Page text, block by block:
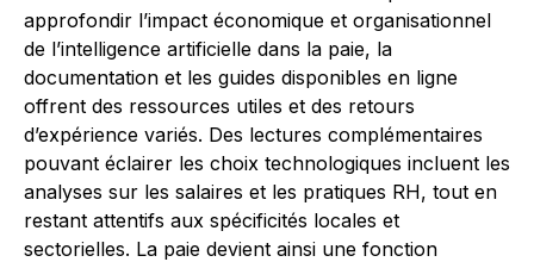
approfondir l’impact économique et organisationnel
de l’intelligence artificielle dans la paie, la
documentation et les guides disponibles en ligne
offrent des ressources utiles et des retours
d’expérience variés. Des lectures complémentaires
pouvant éclairer les choix technologiques incluent les
analyses sur les salaires et les pratiques RH, tout en
restant attentifs aux spécificités locales et
sectorielles. La paie devient ainsi une fonction